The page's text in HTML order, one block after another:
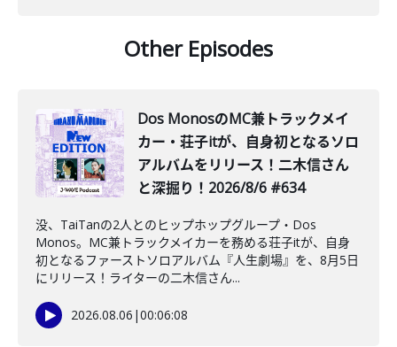
Other Episodes
Dos MonosのMC兼トラックメイ
カー・荘子itが、自身初となるソロ
アルバムをリリース！二木信さん
と深掘り！2026/8/6 #634
没、TaiTanの2人とのヒップホップグループ・Dos
Monos。MC兼トラックメイカーを務める荘子itが、自身
初となるファーストソロアルバム『人生劇場』を、8月5日
にリリース！ライターの二木信さん...
2026.08.06 |00:06:08